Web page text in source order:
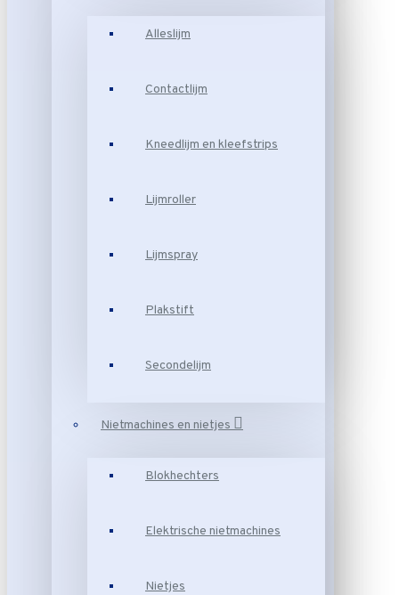
Alleslijm
Contactlijm
Kneedlijm en kleefstrips
Lijmroller
Lijmspray
Plakstift
Secondelijm
Nietmachines en nietjes
Blokhechters
Elektrische nietmachines
Nietjes